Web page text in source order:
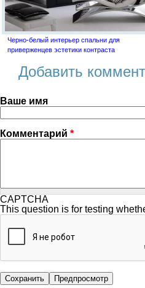
Черно-белый интерьер спальни для
приверженцев эстетики контраста
Добавить
Ваше имя
Комментарий *
CAPTCHA
This question is for testing